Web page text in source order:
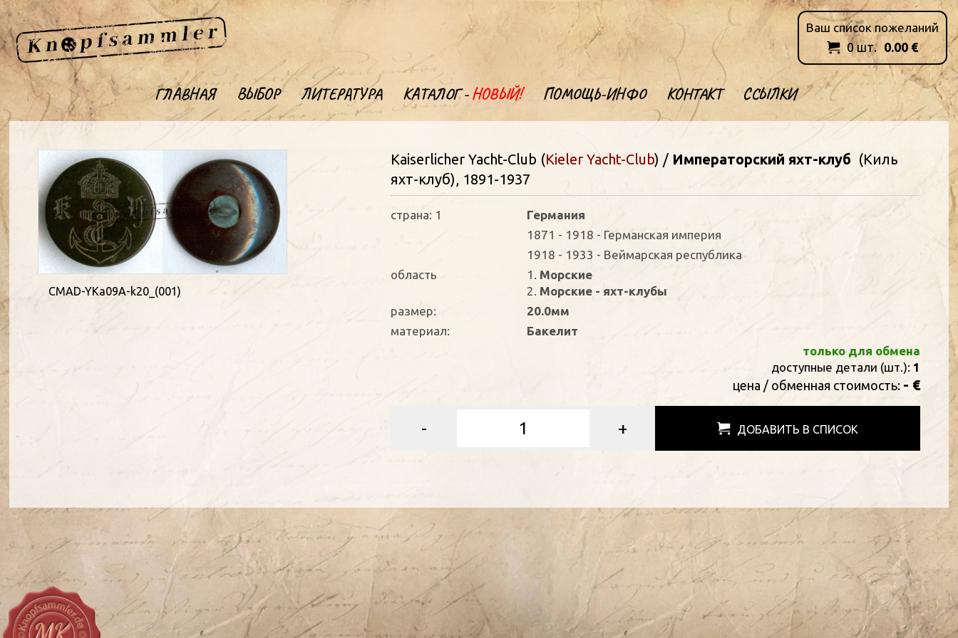
ГЛАВНАЯ ВЫБОР ЛИТЕРАТУРА КАТАЛОГ -НОВЫЙ! ПОМОЩЬ-ИНФО КОНТАКТ ССЫЛКИ
Ваш список пожеланий
 0шт. 0.00 €
CMAD-YKa09A-k20_(001)
Kaiserlicher Yacht-Club (Kieler Yacht-Club) / Императорский яхт-клуб (Киль
яхт-клуб), 1891-1937
страна: 1
Германия
1871 - 1918 - Германская империя
1918 - 1933 - Веймарская республика
oбласть
1. Морские
2. Морские - яхт-клубы
размер:
20.0мм
материал:
Бакелит
только для обмена
доступные детали (шт.): 1
цена / oбменная стоимость: - €
- + ДОБАВИТЬ В СПИСОК